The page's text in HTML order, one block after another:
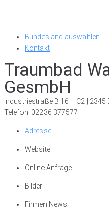
Bundesland auswählen
Kontakt
Traumbad
GesmbH
Industriestraße B 16 – C2 | 2345
Telefon: 02236 377577
Adresse
Website
Online Anfrage
Bilder
Firmen News